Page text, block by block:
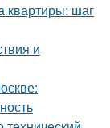
квартиры: шаг
и